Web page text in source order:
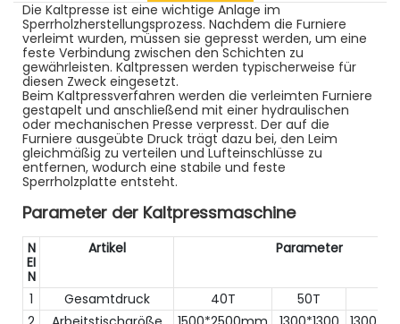
Die Kaltpresse ist eine wichtige Anlage im
Sperrholzherstellungsprozess. Nachdem die Furniere
verleimt wurden, müssen sie gepresst werden, um eine
feste Verbindung zwischen den Schichten zu
gewährleisten. Kaltpressen werden typischerweise für
diesen Zweck eingesetzt.
Beim Kaltpressverfahren werden die verleimten Furniere
gestapelt und anschließend mit einer hydraulischen
oder mechanischen Presse verpresst. Der auf die
Furniere ausgeübte Druck trägt dazu bei, den Leim
gleichmäßig zu verteilen und Lufteinschlüsse zu
entfernen, wodurch eine stabile und feste
Sperrholzplatte entsteht.
Parameter der Kaltpressmaschine
N
EI
N
Artikel Parameter
1 Gesamtdruck 40T 50T